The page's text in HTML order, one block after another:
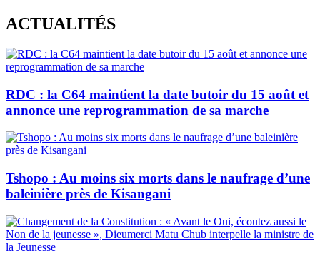
Skip
to
content
ACTUALITÉS
RDC : la C64 maintient la date butoir du 15 août et
annonce une reprogrammation de sa marche
Tshopo : Au moins six morts dans le naufrage d’une
baleinière près de Kisangani